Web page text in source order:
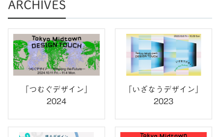
ARCHIVES
「つむぐデザイン」
2024
「いざなうデザイン」
2023